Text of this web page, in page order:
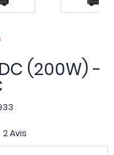
(200W) -
2 Avis